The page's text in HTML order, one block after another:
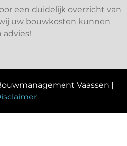
een duidelijk overzicht van
uw bouwkosten kunnen
advies!
Vaassen |